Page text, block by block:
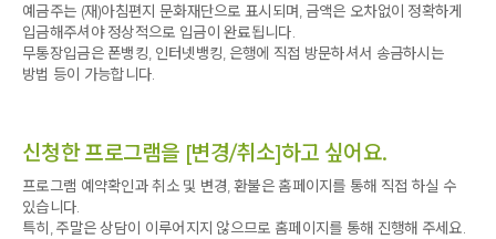
예금주는 (재)아침편지 문화재단으로 표시되며, 금액은 오차없이 정확하게
입금해주셔야 정상적으로 입금이 완료됩니다.
무통장입금은 폰뱅킹, 인터넷뱅킹, 은행에 직접 방문하셔서 송금하시는
방법 등이 가능합니다.
신청한 프로그램을 [변경/취소]하고 싶어요.
프로그램 예약확인과 취소 및 변경, 환불은 홈페이지를 통해 직접 하실 수
있습니다.
특히, 주말은 상담이 이루어지지 않으므로 홈페이지를 통해 진행해 주세요.